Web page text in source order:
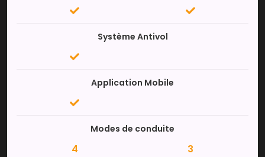
Système Antivol
Application Mobile
Modes de conduite
4 3